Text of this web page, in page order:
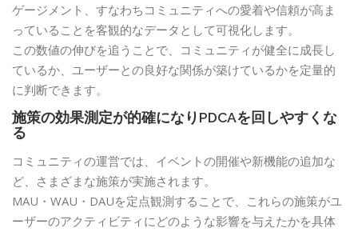
ゲージメント、すなわちコミュニティへの愛着や信頼が高ま
っていることを客観的なデータとして可視化します。
この数値の伸びを追うことで、コミュニティが健全に成長し
ているか、ユーザーとの良好な関係が築けているかを定量的
に判断できます。
施策の効果測定が的確になりPDCAを回しやすくな
る
コミュニティの運営では、イベントの開催や新機能の追加な
ど、さまざまな施策が実施されます。
MAU・WAU・DAUを定点観測することで、これらの施策がユ
ーザーのアクティビティにどのような影響を与えたかを具体